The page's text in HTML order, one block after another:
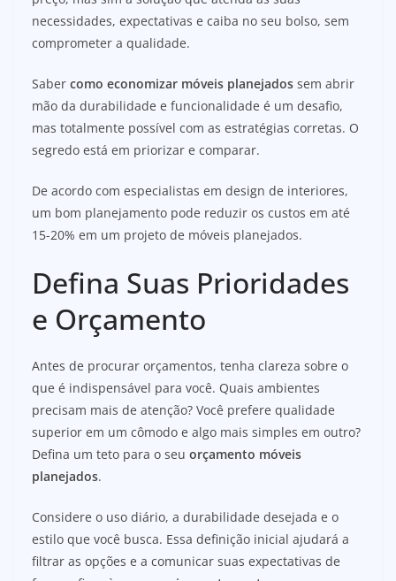
necessidades, expectativas e caiba no seu bolso, sem
comprometer a qualidade.
Saber como economizar móveis planejados sem abrir
mão da durabilidade e funcionalidade é um desafio,
mas totalmente possível com as estratégias corretas. O
segredo está em priorizar e comparar.
De acordo com especialistas em design de interiores,
um bom planejamento pode reduzir os custos em até
15-20% em um projeto de móveis planejados.
Defina Suas Prioridades
e Orçamento
Antes de procurar orçamentos, tenha clareza sobre o
que é indispensável para você. Quais ambientes
precisam mais de atenção? Você prefere qualidade
superior em um cômodo e algo mais simples em outro?
Defina um teto para o seu orçamento móveis
planejados.
Considere o uso diário, a durabilidade desejada e o
estilo que você busca. Essa definição inicial ajudará a
filtrar as opções e a comunicar suas expectativas de